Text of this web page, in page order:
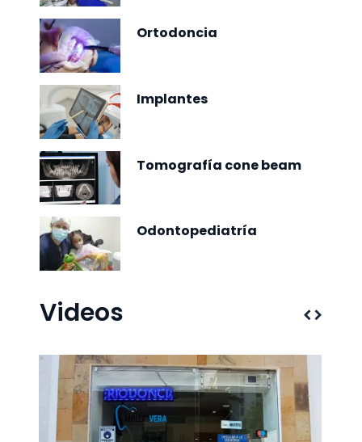
Ortodoncia
Implantes
Tomografía cone beam
Odontopediatría
Videos